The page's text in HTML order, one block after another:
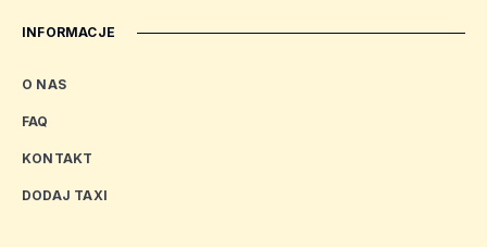
INFORMACJE
O NAS
FAQ
KONTAKT
DODAJ TAXI